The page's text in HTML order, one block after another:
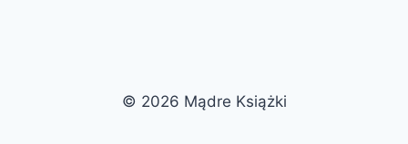
© 2026 Mądre Książki